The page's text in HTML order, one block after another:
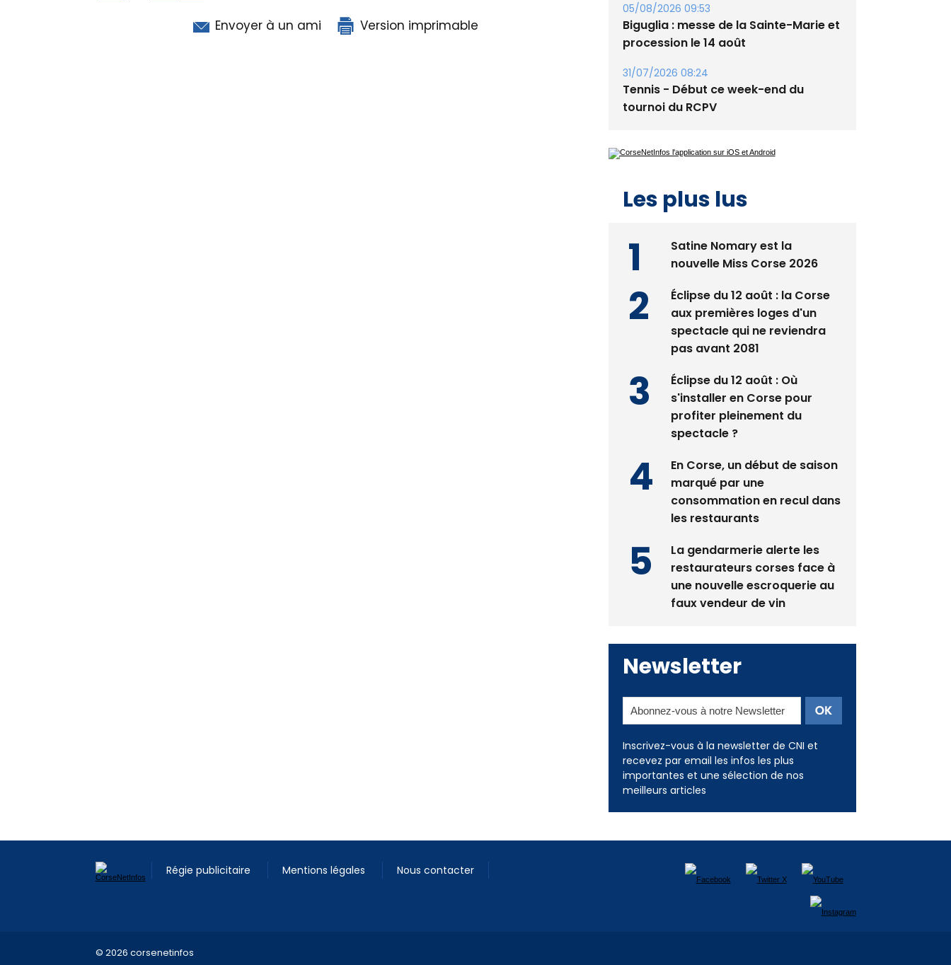
Envoyer à un ami Version imprimable
05/08/2026 09:53
Biguglia : messe de la Sainte-Marie et
procession le 14 août
31/07/2026 08:24
Tennis - Début ce week-end du
tournoi du RCPV
Les plus lus
Satine Nomary est la
nouvelle Miss Corse 2026
Éclipse du 12 août : la Corse
aux premières loges d'un
spectacle qui ne reviendra
pas avant 2081
Éclipse du 12 août : Où
s'installer en Corse pour
profiter pleinement du
spectacle ?
En Corse, un début de saison
marqué par une
consommation en recul dans
les restaurants
La gendarmerie alerte les
restaurateurs corses face à
une nouvelle escroquerie au
faux vendeur de vin
Newsletter
Inscrivez-vous à la newsletter de CNI et
recevez par email les infos les plus
importantes et une sélection de nos
meilleurs articles
Régie publicitaire Mentions légales Nous contacter
© 2026 corsenetinfos